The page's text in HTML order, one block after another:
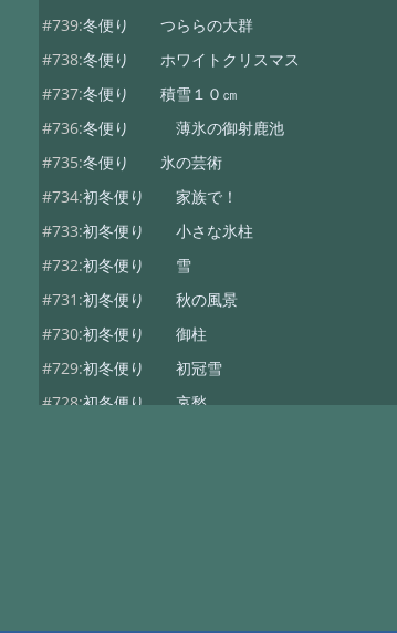
#739:冬便り つららの大群
#738:冬便り ホワイトクリスマス
#737:冬便り 積雪１０㎝
#736:冬便り 薄氷の御射鹿池
#735:冬便り 氷の芸術
#734:初冬便り 家族で！
#733:初冬便り 小さな氷柱
#732:初冬便り 雪
#731:初冬便り 秋の風景
#730:初冬便り 御柱
#729:初冬便り 初冠雪
#728:初冬便り 哀愁